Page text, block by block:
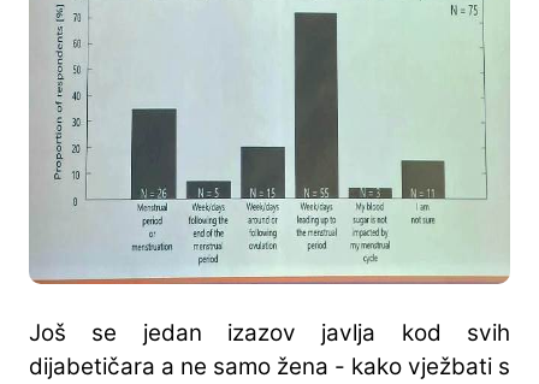
Još se jedan izazov javlja kod svih
dijabetičara a ne samo žena - kako vježbati s